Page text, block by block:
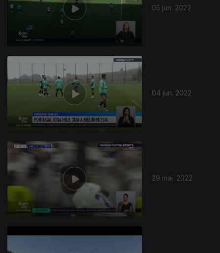
05 jun. 2022
04 jun. 2022
29 mai. 2022
620207